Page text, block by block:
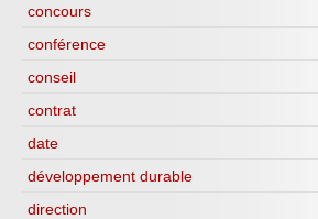
concours
conférence
conseil
contrat
date
développement durable
direction